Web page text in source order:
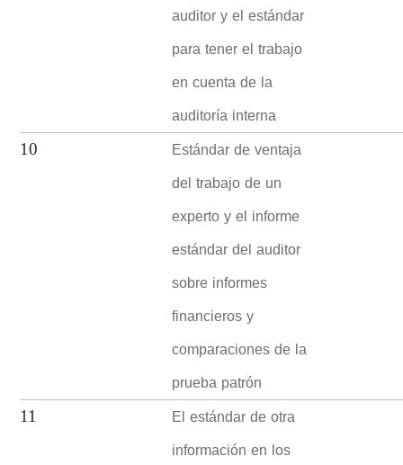
auditor y el estándar
para tener el trabajo
en cuenta de la
auditoría interna
10
Estándar de ventaja
del trabajo de un
experto y el informe
estándar del auditor
sobre informes
financieros y
comparaciones de la
prueba patrón
11
El estándar de otra
información en los